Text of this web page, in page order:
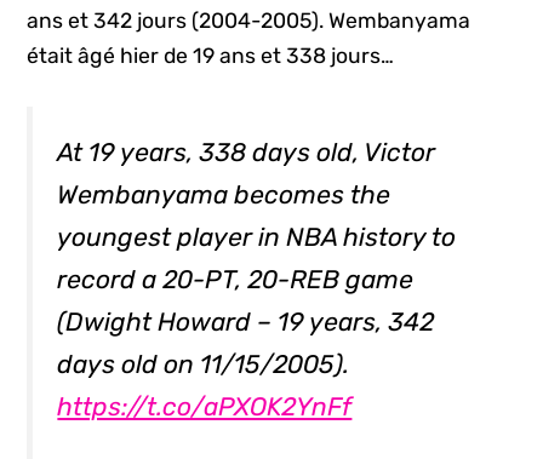
ans et 342 jours (2004-2005). Wembanyama
était âgé hier de 19 ans et 338 jours…
At 19 years, 338 days old, Victor
Wembanyama becomes the
youngest player in NBA history to
record a 20-PT, 20-REB game
(Dwight Howard – 19 years, 342
days old on 11/15/2005).
https://t.co/aPXOK2YnFf